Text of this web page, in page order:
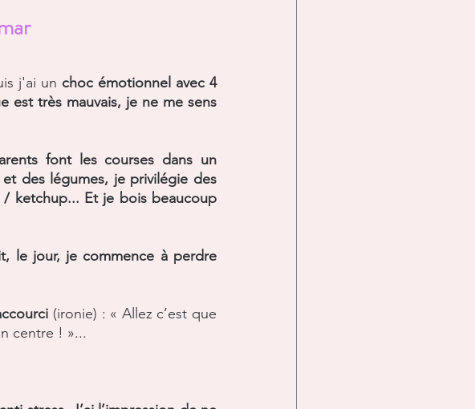
j'ai un choc émotionnel avec 4
est très mauvais, je ne me sens
font les courses dans un
des légumes, je privilégie des
/ ketchup... Et je bois beaucoup
le jour, je commence à perdre
(ironie) : « Allez c’est que
centre ! »...